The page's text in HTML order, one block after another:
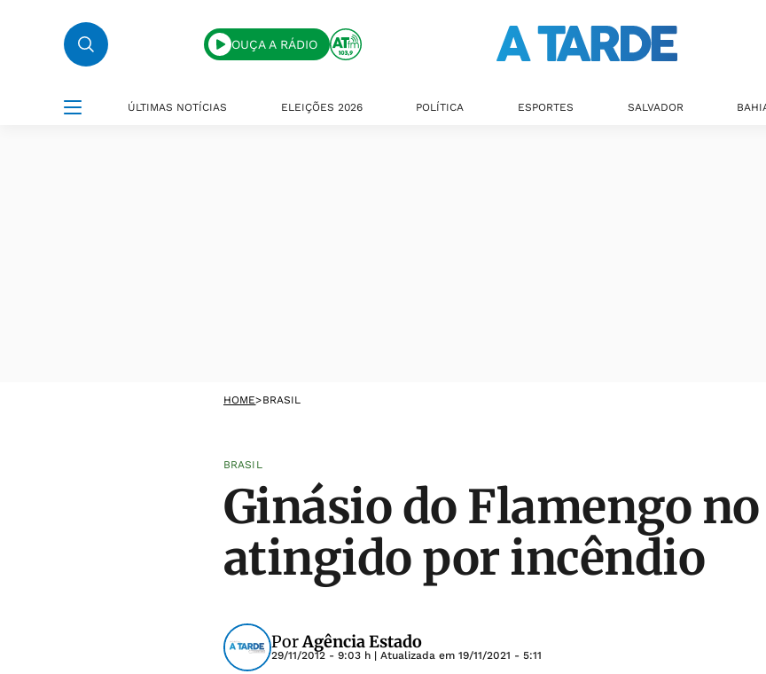
OUÇA A RÁDIO
ÚLTIMAS NOTÍCIAS ELEIÇÕES 2026 POLÍTICA ESPORTES SALVADOR
HOME>BRASIL
BRASIL
Ginásio do Flamengo
atingido por incêndio
PorAgência Estado
29/11/2012 - 9:03 h | Atualizada em 19/11/2021 - 5:11